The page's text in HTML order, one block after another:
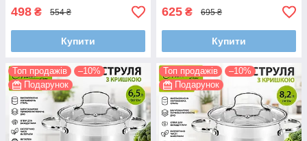
498 ₴ 554 ₴
Купити
625 ₴ 695 ₴
Купити
Топ продажів
–10%
Подарунок
Топ продажів
–10%
Подарунок